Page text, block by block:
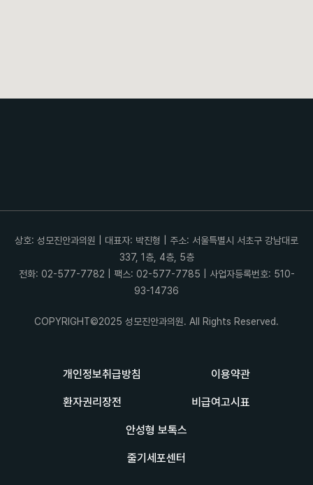
개인정보취급방침 이용약관
환자권리장전 비급여고시표
안성형 보톡스
줄기세포센터
상호: 성모진안과의원 | 대표자: 박진형 | 주소: 서울특별시 서초구 강남대로
337, 1층, 4층, 5층
전화: 02-577-7782 | 팩스: 02-577-7785 | 사업자등록번호: 510-
93-14736
COPYRIGHT©2025 성모진안과의원. All Rights Reserved.